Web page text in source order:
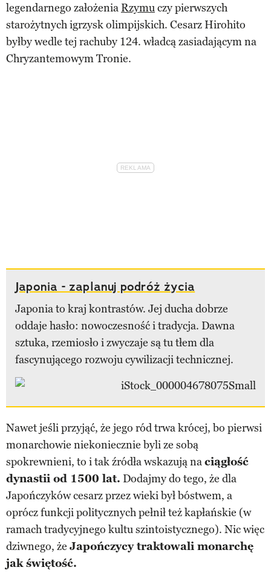
legendarnego założenia Rzymuczy pierwszych
starożytnych igrzysk olimpijskich. Cesarz Hirohito
byłby wedle tej rachuby 124. władcą zasiadającym na
Chryzantemowym Tronie.
Japonia - zaplanuj podróż życia
Japonia to kraj kontrastów. Jej ducha dobrze
oddaje hasło: nowoczesność i tradycja. Dawna
sztuka, rzemiosło i zwyczaje są tu tłem dla
fascynującego rozwoju cywilizacji technicznej.
Nawet jeśli przyjąć, że jego ród trwa krócej, bo pierwsi
monarchowie niekoniecznie byli ze sobą
spokrewnieni, to i tak źródła wskazują naciągłość
dynastii od 1500 lat. Dodajmy do tego, że dla
Japończyków cesarz przez wieki był bóstwem, a
oprócz funkcji politycznych pełnił też kapłańskie (w
ramach tradycyjnego kultu szintoistycznego). Nic więc
dziwnego, że Japończycy traktowali monarchę
jak świętość.